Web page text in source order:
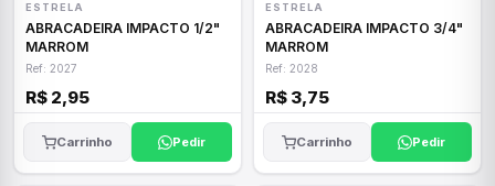
ESTRELA
ABRACADEIRA IMPACTO 1/2"
MARROM
Ref: 2027
R$ 2,95
Carrinho Pedir
ESTRELA
ABRACADEIRA IMPACTO 3/4"
MARROM
Ref: 2028
R$ 3,75
Carrinho Pedir